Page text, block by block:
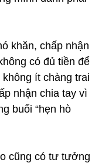
khăn, chấp nhận
có đủ tiền để
ít chàng trai
nhận chia tay vì
buổi “hẹn hò
cũng có tư tưởng